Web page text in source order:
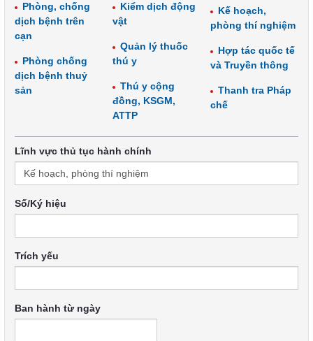
Phòng, chống
dịch bệnh trên
cạn
Phòng chống
dịch bệnh thuỷ
sản
Kiểm dịch động
vật
Quản lý thuốc
thú y
Thú y cộng
đồng, KSGM,
ATTP
Kế hoạch,
phòng thí nghiệm
Hợp tác quốc tế
và Truyền thông
Thanh tra Pháp
chế
Lĩnh vực thủ tục hành chính
Số/Ký hiệu
Trích yếu
Ban hành từ ngày